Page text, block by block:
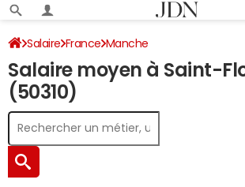
Salaire France Manche
Salaire moyen à Saint-
(50310)